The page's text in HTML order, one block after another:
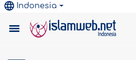
Indonesia